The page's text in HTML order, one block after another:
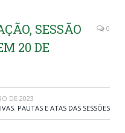
SESSÃO
20 DE
0
DE 2023
, PAUTAS E ATAS DAS SESSÕES